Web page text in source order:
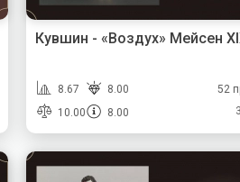
Кувшин - «Воздух» Мейсен
8.67
8.00
10.00
8.00
52